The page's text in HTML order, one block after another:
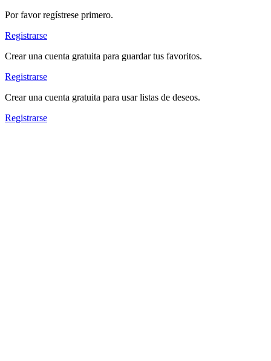
Por favor regístrese primero.
Registrarse
Crear una cuenta gratuita para guardar tus favoritos.
Registrarse
Crear una cuenta gratuita para usar listas de deseos.
Registrarse